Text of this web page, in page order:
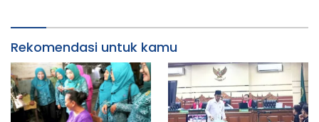
Rekomendasi untuk kamu